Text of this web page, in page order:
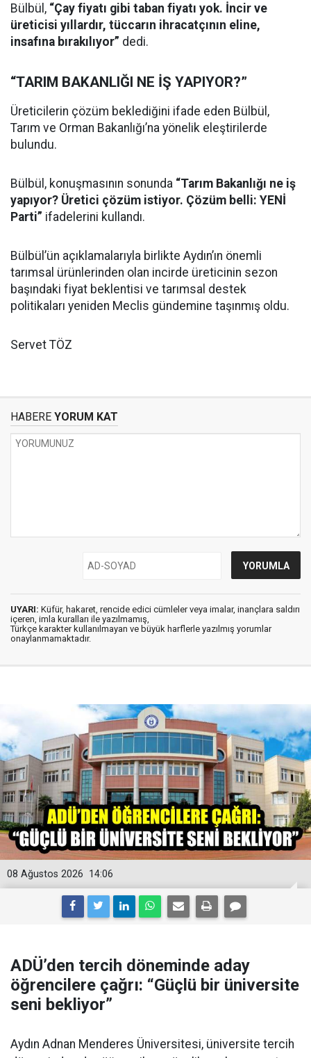
Bülbül, “Çay fiyatı gibi taban fiyatı yok. İncir ve
üreticisi yıllardır, tüccarın ihracatçının eline,
insafına bırakılıyor” dedi.
“TARIM BAKANLIĞI NE İŞ YAPIYOR?”
Üreticilerin çözüm beklediğini ifade eden Bülbül,
Tarım ve Orman Bakanlığı’na yönelik eleştirilerde
bulundu.
Bülbül, konuşmasının sonunda “Tarım Bakanlığı ne iş
yapıyor? Üretici çözüm istiyor. Çözüm belli: YENİ
Parti” ifadelerini kullandı.
Bülbül’ün açıklamalarıyla birlikte Aydın’ın önemli
tarımsal ürünlerinden olan incirde üreticinin sezon
başındaki fiyat beklentisi ve tarımsal destek
politikaları yeniden Meclis gündemine taşınmış oldu.
Servet TÖZ
HABERE YORUM KAT
UYARI: Küfür, hakaret, rencide edici cümleler veya imalar, inançlara saldırı
içeren, imla kuralları ile yazılmamış,
Türkçe karakter kullanılmayan ve büyük harflerle yazılmış yorumlar
onaylanmamaktadır.
14:06
08 Ağustos 2026
ADÜ’den tercih döneminde aday
öğrencilere çağrı: “Güçlü bir üniversite
seni bekliyor”
Aydın Adnan Menderes Üniversitesi, üniversite tercih